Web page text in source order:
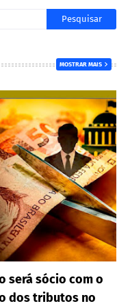
MOSTRAR MAIS
será sócio com o
dos tributos no